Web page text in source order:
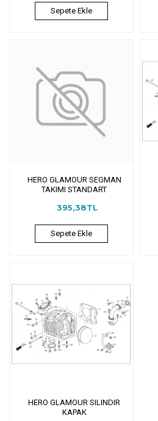
Sepete Ekle
HERO GLAMOUR SEGMAN
TAKIMI STANDART
395,38TL
Sepete Ekle
HERO GLAMOUR SILINDIR
KAPAK